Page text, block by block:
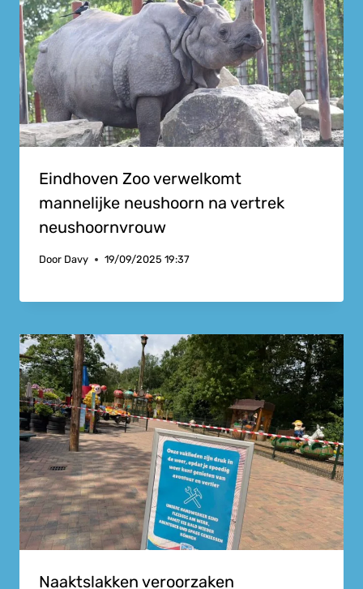
Eindhoven Zoo verwelkomt
mannelijke neushoorn na vertrek
neushoornvrouw
Door Davy 19/09/2025 19:37
Naaktslakken veroorzaken